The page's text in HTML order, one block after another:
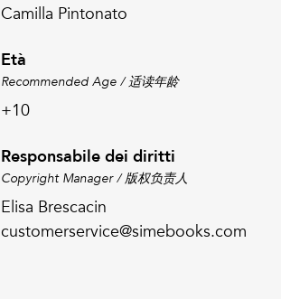
Camilla Pintonato
Età
Recommended Age / 适读年龄
+10
Responsabile dei diritti
Copyright Manager / 版权负责人
Elisa Brescacin
customerservice@simebooks.com